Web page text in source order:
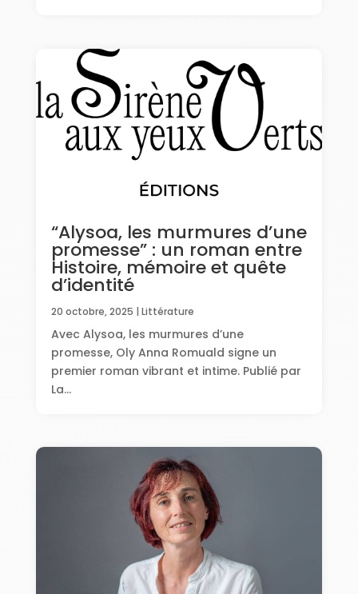
“Alysoa, les murmures d’une
promesse” : un roman entre
Histoire, mémoire et quête
d’identité
20 octobre, 2025 | Littérature
Avec Alysoa, les murmures d’une
promesse, Oly Anna Romuald signe un
premier roman vibrant et intime. Publié par
La...